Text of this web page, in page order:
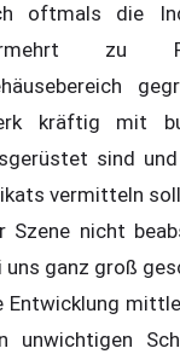
oftmals die
zu
kräftig mit
sind
vermitteln
Szene nicht
uns ganz groß
Entwicklung
unwichtigen